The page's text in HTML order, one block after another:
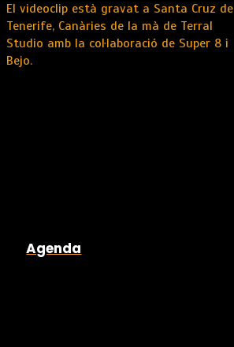
El videoclip està gravat a Santa Cruz de
Tenerife, Canàries de la mà de Terral
Studio amb la col·laboració de Super 8 i
Bejo.
Agenda